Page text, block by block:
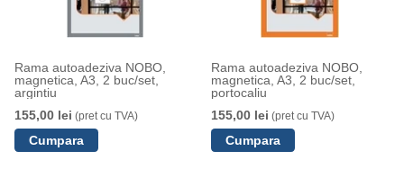
Rama autoadeziva NOBO,
magnetica, A3, 2 buc/set,
argintiu
155,00 lei (pret cu TVA)
Rama autoadeziva NOBO,
magnetica, A3, 2 buc/set,
portocaliu
155,00 lei (pret cu TVA)